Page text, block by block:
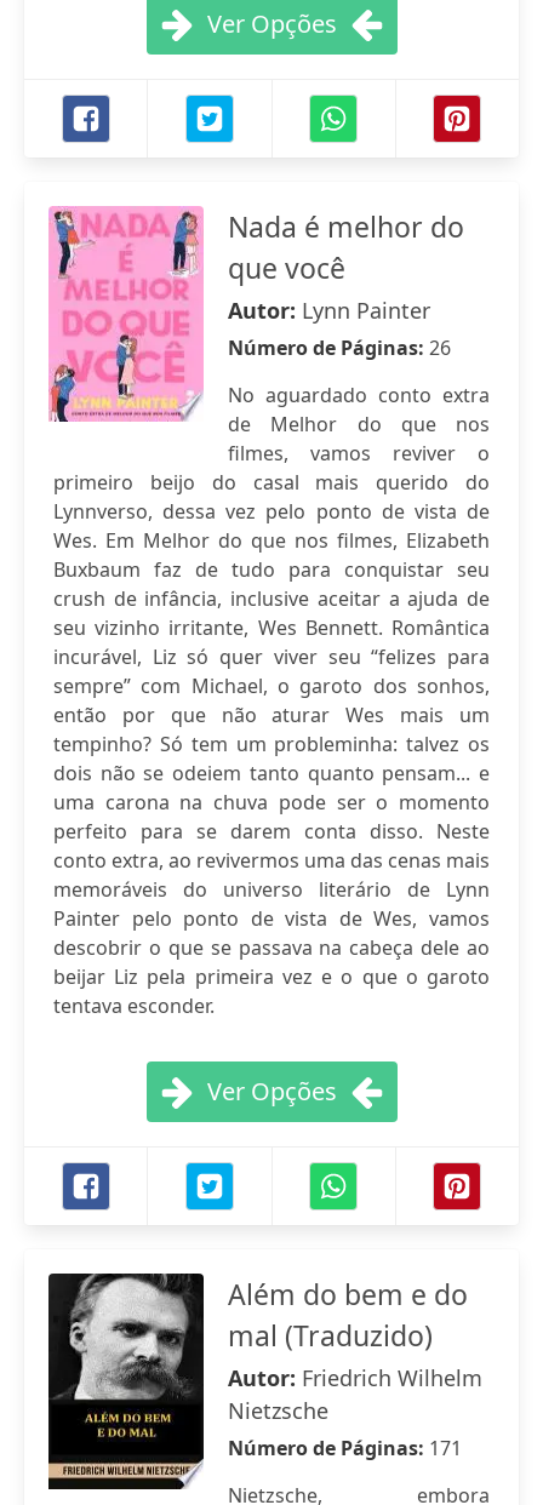
Ver Opções
Nada é melhor do
que você
Autor: Lynn Painter
Número de Páginas: 26
No aguardado conto extra
de Melhor do que nos
filmes, vamos reviver o
primeiro beijo do casal mais querido do
Lynnverso, dessa vez pelo ponto de vista de
Wes. Em Melhor do que nos filmes, Elizabeth
Buxbaum faz de tudo para conquistar seu
crush de infância, inclusive aceitar a ajuda de
seu vizinho irritante, Wes Bennett. Romântica
incurável, Liz só quer viver seu “felizes para
sempre” com Michael, o garoto dos sonhos,
então por que não aturar Wes mais um
tempinho? Só tem um probleminha: talvez os
dois não se odeiem tanto quanto pensam... e
uma carona na chuva pode ser o momento
perfeito para se darem conta disso. Neste
conto extra, ao revivermos uma das cenas mais
memoráveis do universo literário de Lynn
Painter pelo ponto de vista de Wes, vamos
descobrir o que se passava na cabeça dele ao
beijar Liz pela primeira vez e o que o garoto
tentava esconder.
Ver Opções
Além do bem e do
mal (Traduzido)
Autor: Friedrich Wilhelm
Nietzsche
Número de Páginas: 171
Nietzsche, embora